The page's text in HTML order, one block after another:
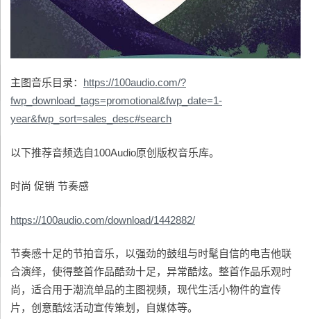
主图音乐目录： https://100audio.com/?
fwp_download_tags=promotional&fwp_date=1-
year&fwp_sort=sales_desc#search
以下推荐音频选自100Audio原创版权音乐库。
时尚 促销 节奏感
https://100audio.com/download/1442882/
节奏感十足的节拍音乐，以强劲的鼓组与时髦自信的电吉他联
合演绎，使得整首作品酷劲十足，异常酷炫。整首作品乐观时
尚，适合用于潮流单品的主图视频，现代生活小物件的宣传
片，创意酷炫活动宣传策划，自媒体等。